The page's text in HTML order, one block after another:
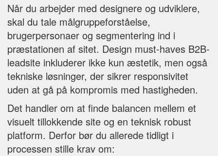
Når du arbejder med designere og udviklere,
skal du tale målgruppeforståelse,
brugerpersonaer og segmentering ind i
præstationen af sitet. Design must-haves B2B-
leadsite inkluderer ikke kun æstetik, men også
tekniske løsninger, der sikrer responsivitet
uden at gå på kompromis med hastigheden.
Det handler om at finde balancen mellem et
visuelt tillokkende site og en teknisk robust
platform. Derfor bør du allerede tidligt i
processen stille krav om: